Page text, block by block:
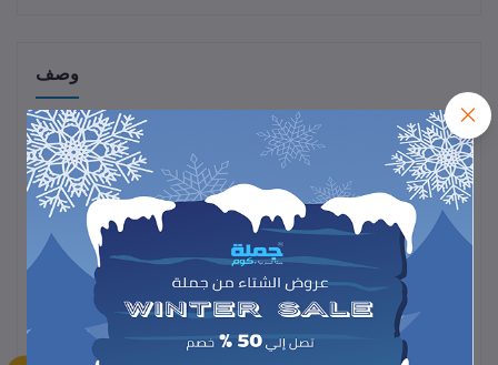
وصف
استمتع بالراحة والأمان مع مؤشر مستوى الغاز الذكي
الذي يساعدك على
معرفة كمية الغاز المتبقية في الأسطوانة بسهولة ودقة.
يتميز الجهاز بتصميم عملي وسهل التركيب، مما يتيح لك متابعة مستوى
الغاز في أي وقت لتجنب نفاده المفاجئ.
حل ذكي يجعل حياتك أكثر أمانًا وتنظيمًا في المطبخ أو أثناء الرحلات.